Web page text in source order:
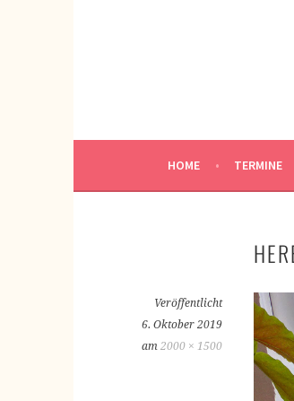
HOME TERMINE
Veröffentlicht
6. Oktober 2019
am 2000 × 1500